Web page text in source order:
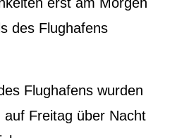
des Flughafens
Flughafens wurden
auf Freitag über Nacht